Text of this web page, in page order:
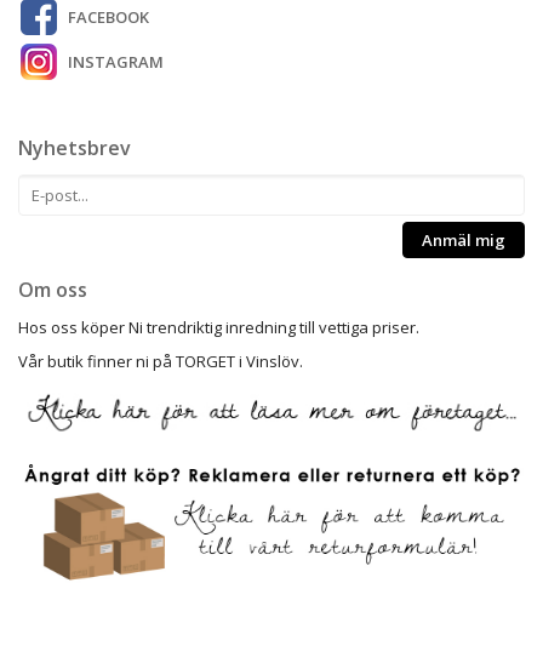
FACEBOOK
INSTAGRAM
Nyhetsbrev
Anmäl mig
Om oss
Hos oss köper Ni trendriktig inredning till vettiga priser.
Vår butik finner ni på TORGET i Vinslöv.